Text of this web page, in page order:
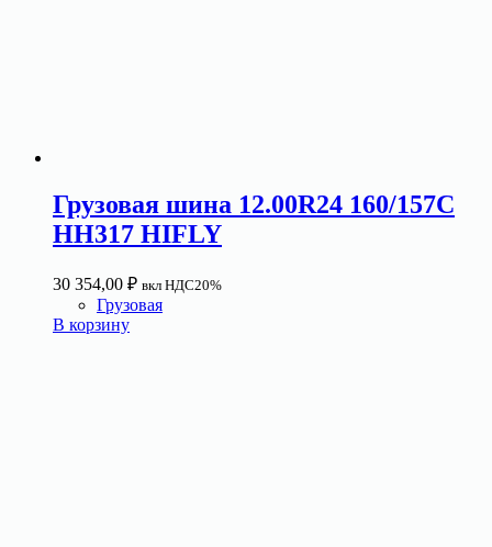
Грузовая шина 12.00R24 160/157C
HH317 HIFLY
30 354,00 ₽ вкл НДС20%
Грузовая
В корзину